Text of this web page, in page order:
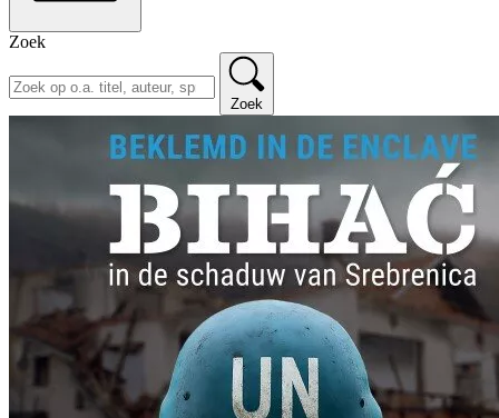
Zoek
Zoek